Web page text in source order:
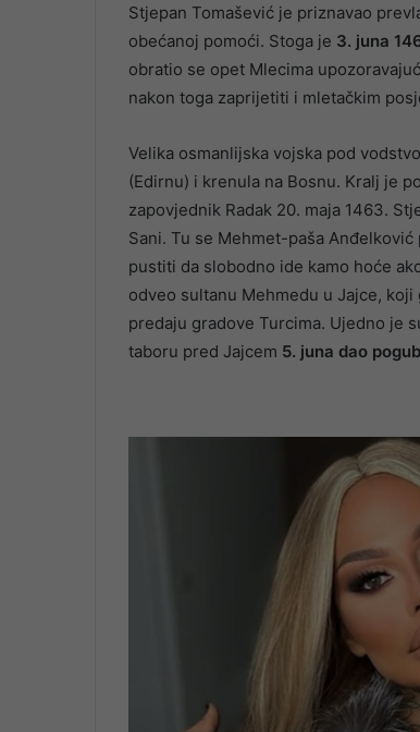
Stjepan Tomašević je priznavao
obećanoj pomoći. Stoga je 3. juna
obratio se opet Mlecima
nakon toga zaprijetiti i mletačkim
Velika osmanlijska vojska pod
(Edirnu) i krenula na Bosnu. Kralj je
zapovjednik Radak 20. maja 1463.
Sani. Tu se Mehmet-paša
pustiti da slobodno ide kamo hoće
odveo sultanu Mehmedu u Jajce, koji
predaju gradove Turcima. Ujedno je
taboru pred Jajcem 5. juna dao